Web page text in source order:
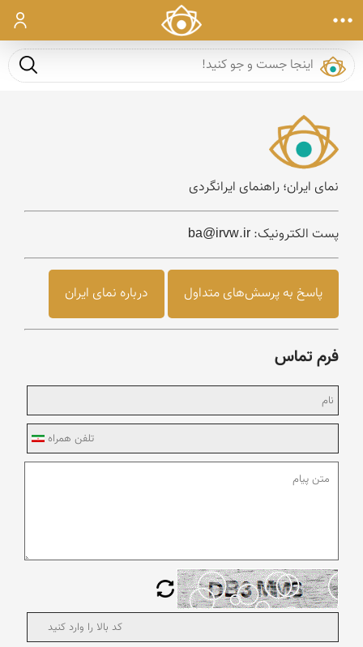
ورود
جست و
نمای ایران؛ راهنمای ایرانگردی
پست الکترونیک: ba@irvw.ir
پاسخ به پرسش‌های متداول درباره نمای ایران
فرم تماس